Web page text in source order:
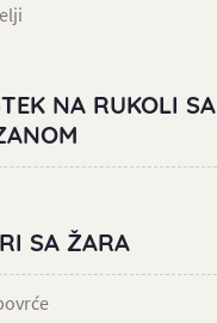
NA RUKOLI SA
SA ŽARA